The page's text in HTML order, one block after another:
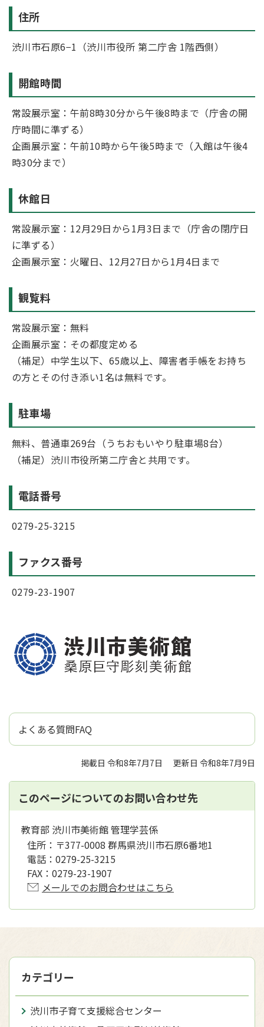
住所
渋川市石原6−1（渋川市役所 第二庁舎 1階西側）
開館時間
常設展示室：午前8時30分から午後8時まで（庁舎の開
庁時間に準ずる）
企画展示室：午前10時から午後5時まで（入館は午後4
時30分まで）
休館日
常設展示室：12月29日から1月3日まで（庁舎の閉庁日
に準ずる）
企画展示室：火曜日、12月27日から1月4日まで
観覧料
常設展示室：無料
企画展示室：その都度定める
（補足）中学生以下、65歳以上、障害者手帳をお持ち
の方とその付き添い1名は無料です。
駐車場
無料、普通車269台（うちおもいやり駐車場8台）
（補足）渋川市役所第二庁舎と共用です。
電話番号
0279-25-3215
ファクス番号
0279-23-1907
よくある質問FAQ
掲載日 令和8年7月7日 更新日 令和8年7月9日
このページについてのお問い合わせ先
教育部 渋川市美術館 管理学芸係
住所： 〒377-0008 群馬県渋川市石原6番地1
電話： 0279-25-3215
FAX： 0279-23-1907
メールでのお問合わせはこちら
カテゴリー
渋川市子育て支援総合センター